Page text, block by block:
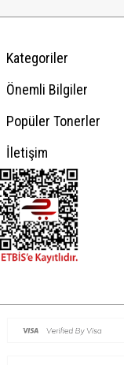
Kategoriler
Önemli Bilgiler
Popüler Tonerler
İletişim